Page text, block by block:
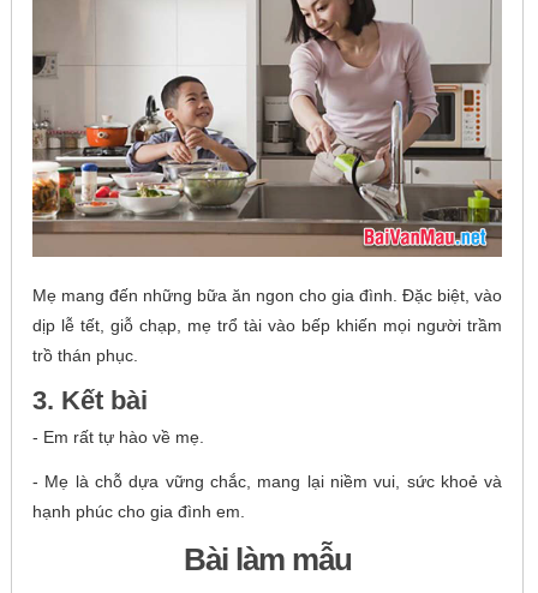
Mẹ mang đến những bữa ăn ngon cho gia đình. Đặc biệt, vào
dịp lễ tết, giỗ chạp, mẹ trổ tài vào bếp khiến mọi người trầm
trồ thán phục.
3. Kết bài
- Em rất tự hào về mẹ.
- Mẹ là chỗ dựa vững chắc, mang lại niềm vui, sức khoẻ và
hạnh phúc cho gia đình em.
Bài làm mẫu